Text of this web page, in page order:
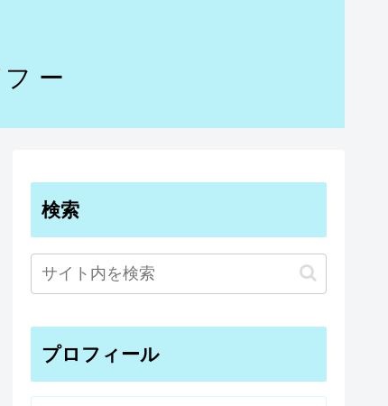
ー
検索
プロフィール